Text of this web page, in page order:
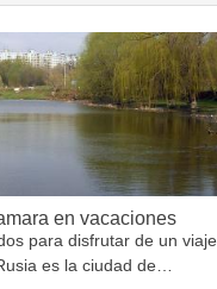
en vacaciones
para disfrutar de un viaje
es la ciudad de…